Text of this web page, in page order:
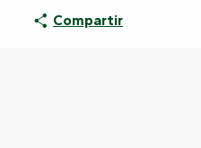
Compartir